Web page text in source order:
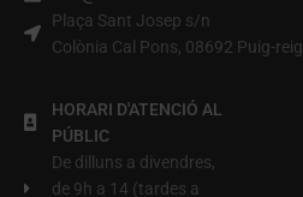
Plaça Sant Josep s/n
Colònia Cal Pons, 08692 Puig-reig
HORARI D'ATENCIÓ AL
PÚBLIC
De dilluns a divendres,
de 9h a 14 (tardes a